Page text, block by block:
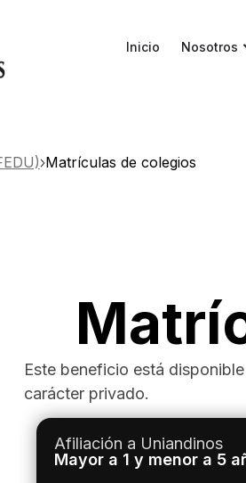
Inicio Nosotros
Matrículas de colegios
Este beneficio está
carácter privado.
Afiliación a Uniandinos
Mayor a 1 y menor a 5